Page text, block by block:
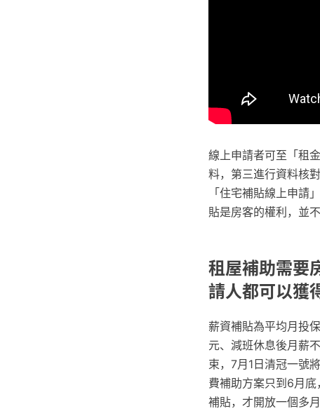
線上申請者可至「租
料，第三進行資料核
「住宅補貼線上申請
貼是房客的權利，並
租屋補助需要
請人都可以獲
薪資補貼為平均月投
元、減班休息後月薪
束，7月1日清冠一號
費補助方案只到6月
補貼，才開放一個多